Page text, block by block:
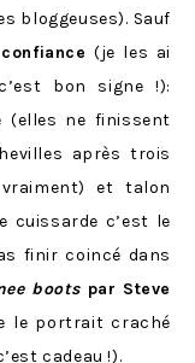
bloggeuses). Sauf
(je les ai
bon signe !):
(elles ne finissent
après trois
et talon
cuissarde c’est le
finir coincé dans
boots par Steve
le portrait craché
cadeau !).